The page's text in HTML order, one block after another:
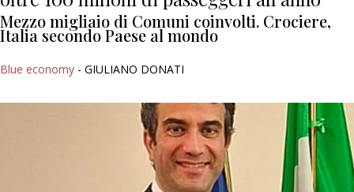
Mezzo migliaio di Comuni coinvolti. Crociere,
Italia secondo Paese al mondo
Blue economy - GIULIANO DONATI